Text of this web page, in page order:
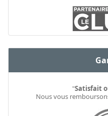
"Satisfait
Nous vous